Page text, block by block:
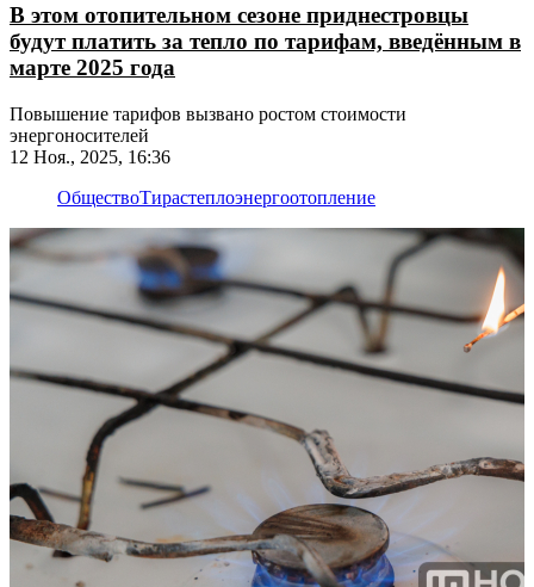
В этом отопительном сезоне приднестровцы
будут платить за тепло по тарифам, введённым в
марте 2025 года
Повышение тарифов вызвано ростом стоимости
энергоносителей
12 Ноя., 2025, 16:36
ОбществоТирастеплоэнергоотопление